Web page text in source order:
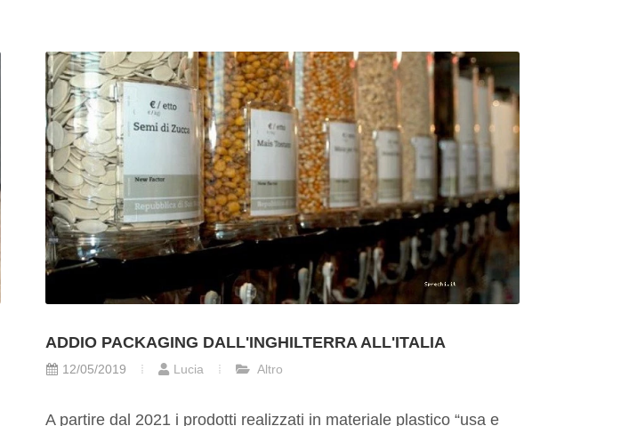
ADDIO PACKAGING DALL'INGHILTERRA ALL'ITALIA
12/05/2019 Lucia Altro
A partire dal 2021 i prodotti realizzati in materiale plastico “usa e